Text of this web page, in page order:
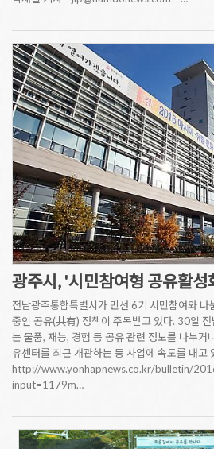
광주시, '시민참여형 공유활
전남광주통합특별시가 민선 6기 시민참여와 나
중인 공유(共有) 정책이 주목받고 있다. 30일
는 물품, 재능, 경험 등 공유 관련 정보를 나누거
유센터를 최근 개관하는 등 사업에 속도를 내고
http://www.yonhapnews.co.kr/bulletin/
input=1179m…